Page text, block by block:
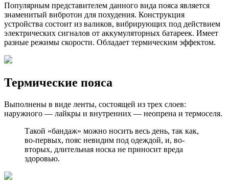
Популярным представителем данного вида пояса является
знаменитый вибротон для похудения. Конструкция
устройства состоит из валиков, вибрирующих под действием
электрических сигналов от аккумуляторных батареек. Имеет
разные режимы скорости. Обладает термическим эффектом.
Термические пояса
Выполнены в виде ленты, состоящей из трех слоев:
наружного — лайкры и внутренних — неопрена и термоселя.
Такой «бандаж» можно носить весь день, так как,
во-первых, пояс невидим под одеждой, и, во-
вторых, длительная носка не приносит вреда
здоровью.